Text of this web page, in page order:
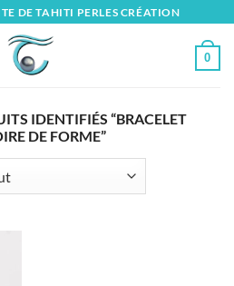
DE TAHITI PERLES CRÉATION
0
IDENTIFIÉS “BRACELET
DE FORME”